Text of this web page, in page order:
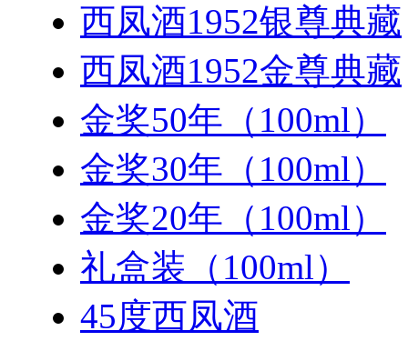
西凤酒1952银尊典藏
西凤酒1952金尊典藏
金奖50年（100ml）
金奖30年（100ml）
金奖20年（100ml）
礼盒装（100ml）
45度西凤酒